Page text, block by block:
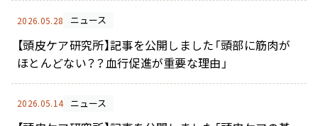
マイナチュレシリーズ一覧
サポートアイテム一覧
2026.05.28 ニュース
【頭皮ケア研究所】記事を公開しました「頭部に筋肉が
ほとんどない？？血行促進が重要な理由」
2026.05.14 ニュース